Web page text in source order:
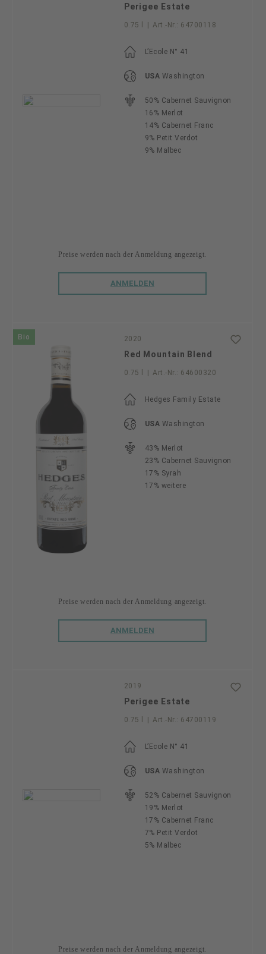
Perigee Estate
0.75 l Art.-Nr.: 64700118
L’Ecole N° 41
USA Washington
50% Cabernet Sauvignon
16% Merlot
14% Cabernet Franc
9% Petit Verdot
9% Malbec
Preise werden nach der Anmeldung angezeigt.
ANMELDEN
Bio 2020
Red Mountain Blend
0.75 l | Art.-Nr.: 64600320
Hedges Family Estate
USA Washington
43% Merlot
23% Cabernet Sauvignon
17% Syrah
17% weitere
Preise werden nach der Anmeldung angezeigt.
ANMELDEN
2019
Perigee Estate
0.75 l Art.-Nr.: 64700119
L’Ecole N° 41
USA Washington
52% Cabernet Sauvignon
19% Merlot
17% Cabernet Franc
7% Petit Verdot
5% Malbec
Preise werden nach der Anmeldung angezeigt.